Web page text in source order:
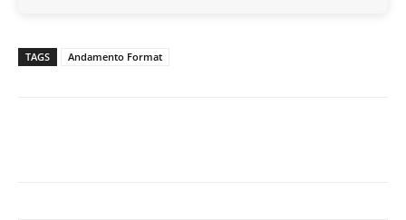
TAGS Andamento Format